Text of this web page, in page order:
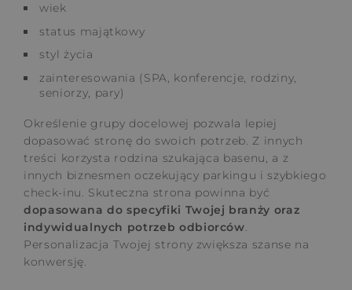
wiek
status majątkowy
styl życia
zainteresowania (SPA, konferencje, rodziny,
seniorzy, pary)
Określenie grupy docelowej pozwala lepiej
dopasować stronę do swoich potrzeb. Z innych
treści korzysta rodzina szukająca basenu, a z
innych biznesmen oczekujący parkingu i szybkiego
check-inu. Skuteczna strona powinna być
dopasowana do specyfiki Twojej branży oraz
indywidualnych potrzeb odbiorców.
Personalizacja Twojej strony zwiększa szanse na
konwersję.